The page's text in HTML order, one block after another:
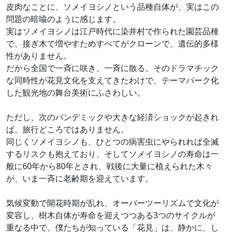
皮肉なことに、ソメイヨシノという品種自体が、実はこの
問題の暗喩のように感じます。
実はソメイヨシノは江戸時代に染井村で作られた園芸品種
で、接ぎ木で増やすためすべてがクローンで、遺伝的多様
性がありません。
だから全国で一斉に咲き、一斉に散る。そのドラマチック
な同時性が花見文化を支えてきたわけで、テーマパーク化
した観光地の舞台美術にふさわしい。
ただし、次のパンデミックや大きな経済ショックが起きれ
ば、旅行どころではありません。
同じくソメイヨシノも、ひとつの病害虫にやられれば全滅
するリスクも抱えており、そしてソメイヨシノの寿命は一
般に60年から80年とされ、戦後に大量に植えられた木々
が、いま一斉に老齢期を迎えています。
気候変動で開花時期が乱れ、オーバーツーリズムで文化が
変容し、樹木自体が寿命を迎えつつある3つのサイクルが
重なる中で、僕たちが知っている「花見」は、静かに、し